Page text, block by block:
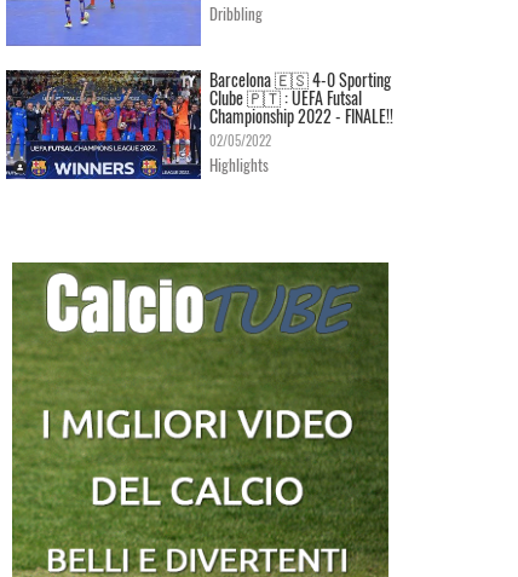
Dribbling
Barcelona 🇪🇸 4-0 Sporting
Clube 🇵🇹 : UEFA Futsal
Championship 2022 - FINALE!!
02/05/2022
Highlights